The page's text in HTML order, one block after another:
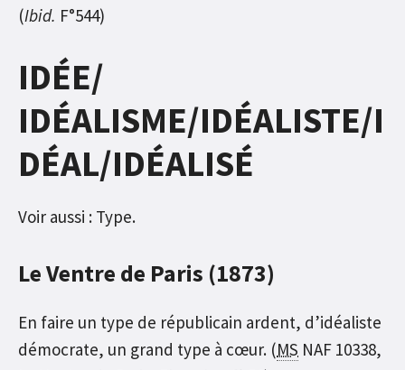
(Ibid. F°544)
IDÉE/
IDÉALISME/IDÉALISTE/I
DÉAL/IDÉALISÉ
Voir aussi : Type.
Le Ventre de Paris (1873)
En faire un type de républicain ardent, d’idéaliste
démocrate, un grand type à cœur. (MS NAF 10338,